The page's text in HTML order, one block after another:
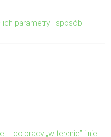
ich parametry i sposób
– do pracy „w terenie” i nie